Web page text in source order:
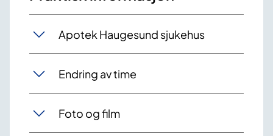
Apotek Haugesund sjukehus
Endring av time
Foto og film